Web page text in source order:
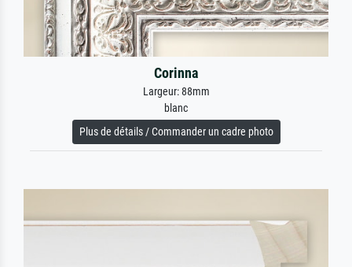
Corinna
Largeur: 88mm
blanc
Plus de détails / Commander un cadre photo